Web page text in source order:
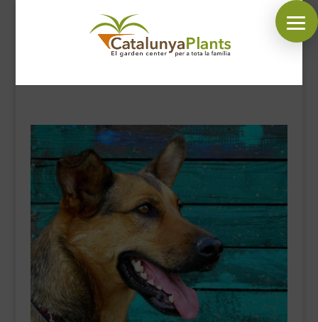
SÍGUENOS EN:
PLANTAS
COMPLEMENTOS JARDÍN
MASCOTAS
DECORACIÓN
HORARIO GARDEN
CONTACTAR